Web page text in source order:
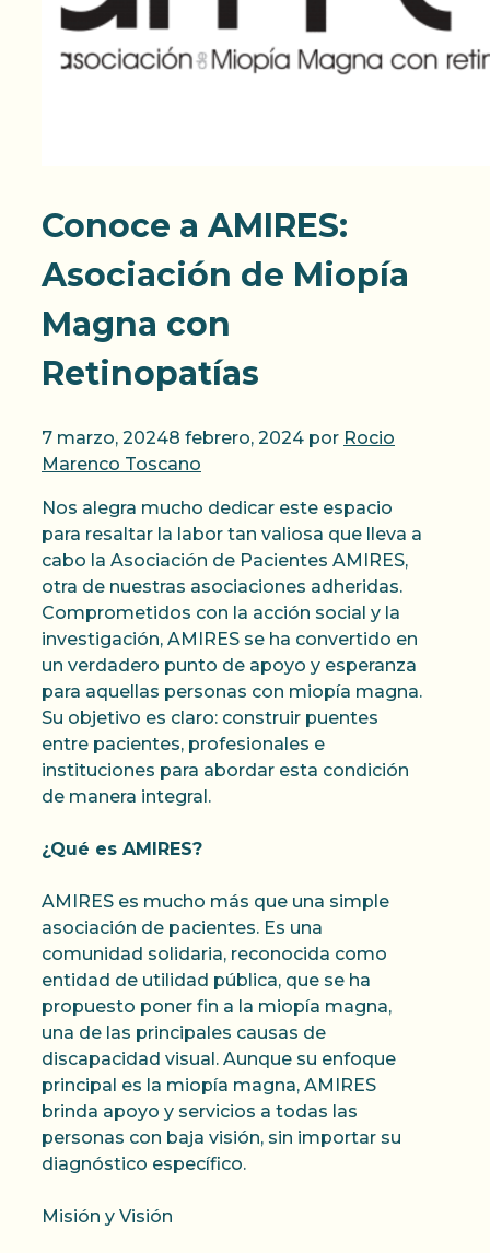
Conoce a AMIRES:
Asociación de Miopía
Magna con
Retinopatías
7 marzo, 20248 febrero, 2024 por Rocio
Marenco Toscano
Nos alegra mucho dedicar este espacio
para resaltar la labor tan valiosa que lleva a
cabo la Asociación de Pacientes AMIRES,
otra de nuestras asociaciones adheridas.
Comprometidos con la acción social y la
investigación, AMIRES se ha convertido en
un verdadero punto de apoyo y esperanza
para aquellas personas con miopía magna.
Su objetivo es claro: construir puentes
entre pacientes, profesionales e
instituciones para abordar esta condición
de manera integral.
¿Qué es AMIRES?
AMIRES es mucho más que una simple
asociación de pacientes. Es una
comunidad solidaria, reconocida como
entidad de utilidad pública, que se ha
propuesto poner fin a la miopía magna,
una de las principales causas de
discapacidad visual. Aunque su enfoque
principal es la miopía magna, AMIRES
brinda apoyo y servicios a todas las
personas con baja visión, sin importar su
diagnóstico específico.
Misión y Visión